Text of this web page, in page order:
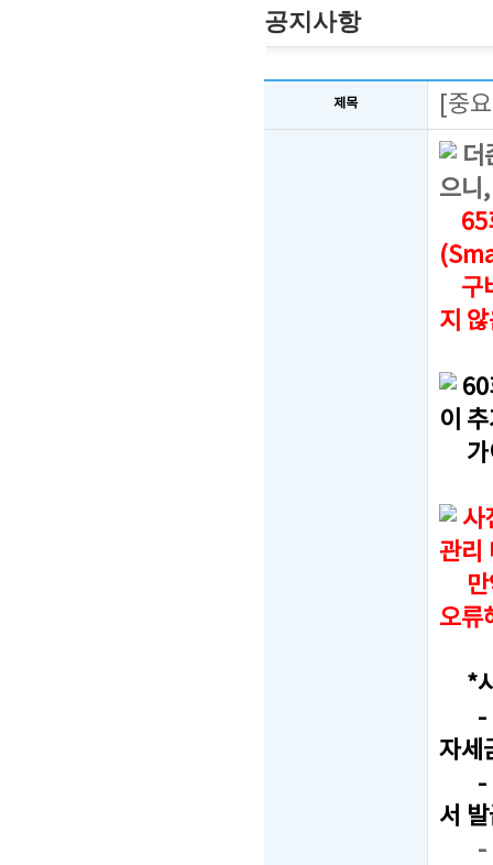
공지사항
제목
[중
더
으니
65
구
지
60
이
가
사
관리
만
오류
*사
-
자세
-
서
-